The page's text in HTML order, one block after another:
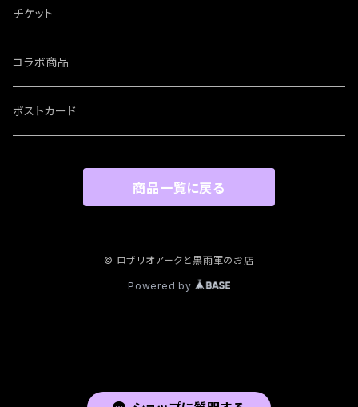
チケット
コラボ商品
ポストカード
商品一覧に戻る
© ロザリオアークと黒雨軍のお店
Powered by